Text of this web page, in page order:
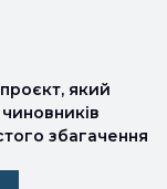
який
збагачення